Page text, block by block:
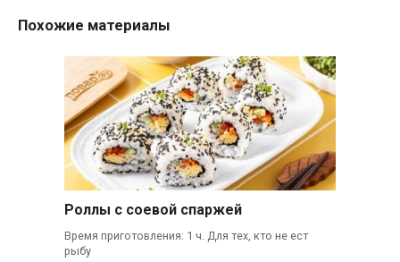
Похожие материалы
Роллы с соевой спаржей
Время приготовления: 1 ч. Для тех, кто не ест
рыбу